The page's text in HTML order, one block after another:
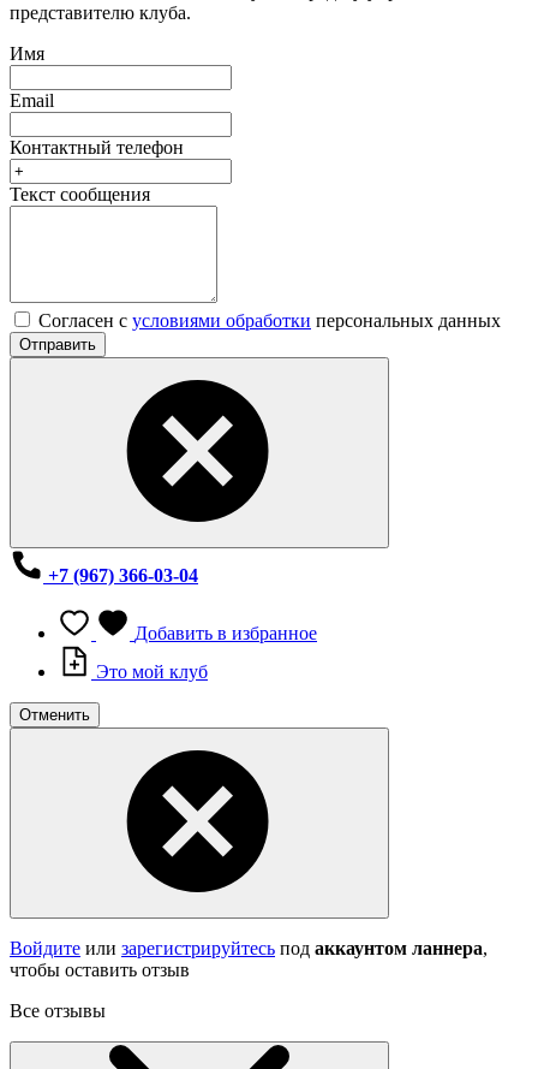
представителю клуба.
Имя
Email
Контактный телефон
Текст сообщения
Согласен с условиями обработки персональных данных
Отправить
+7 (967) 366-03-04
Добавить в избранное
Это мой клуб
Отменить
Войдите или зарегистрируйтесь под аккаунтом ланнера,
чтобы оставить отзыв
Все отзывы